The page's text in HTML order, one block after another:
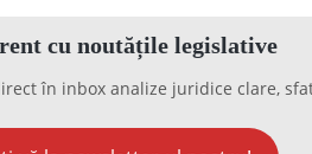
cu noutățile legislative
în inbox analize juridice clare,